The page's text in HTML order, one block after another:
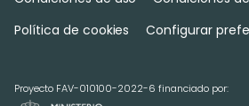
Política de cookies
Configurar
Proyecto FAV-010100-2022-6 financiado por: